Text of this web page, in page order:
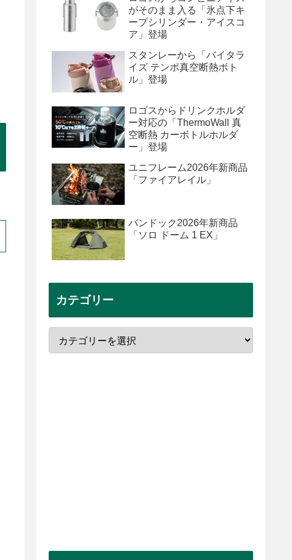
がそのまま入る「氷点下キ
ープシリンダー・アイスコ
ア」登場
スタンレーから「バイタラ
イズ テンポ真空断熱ボト
ル」登場
ロゴスからドリンクホルダ
ー対応の「ThermoWall 真
空断熱 カーボトルホルダ
ー」登場
ユニフレーム2026年新商品
「ファイアレイル」
バンドック2026年新商品
「ソロ ドーム 1 EX」
カテゴリー